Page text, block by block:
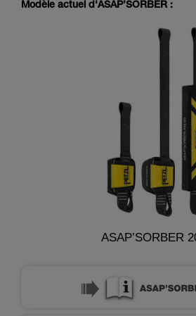
Modèle actuel d'ASAP’SORBER :
ASAP’SORBER